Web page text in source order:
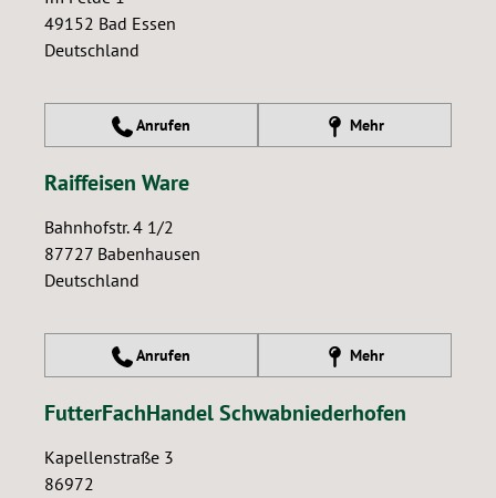
49152 Bad Essen
Deutschland
Anrufen Mehr
Raiffeisen Ware
Bahnhofstr. 4 1/2
87727 Babenhausen
Deutschland
Anrufen Mehr
FutterFachHandel Schwabniederhofen
Kapellenstraße 3
86972